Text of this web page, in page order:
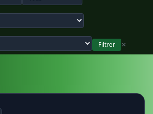
Filtrer
✕